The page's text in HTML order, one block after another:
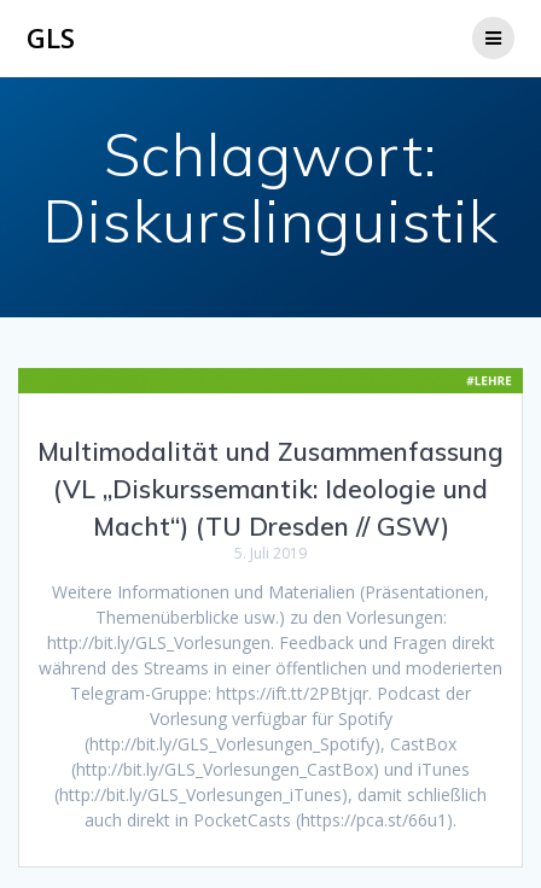
GLS
Schlagwort:
Diskurslinguistik
Multimodalität und Zusammenfassung
(VL „Diskurssemantik: Ideologie und
Macht“) (TU Dresden // GSW)
5. Juli 2019
Weitere Informationen und Materialien (Präsentationen,
Themenüberblicke usw.) zu den Vorlesungen:
http://bit.ly/GLS_Vorlesungen. Feedback und Fragen direkt
während des Streams in einer öffentlichen und moderierten
Telegram-Gruppe: https://ift.tt/2PBtjqr. Podcast der
Vorlesung verfügbar für Spotify
(http://bit.ly/GLS_Vorlesungen_Spotify), CastBox
(http://bit.ly/GLS_Vorlesungen_CastBox) und iTunes
(http://bit.ly/GLS_Vorlesungen_iTunes), damit schließlich
auch direkt in PocketCasts (https://pca.st/66u1).